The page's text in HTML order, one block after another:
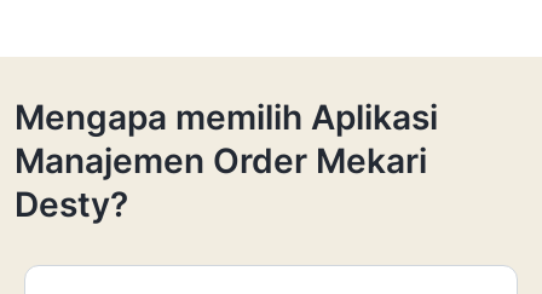
Mengapa memilih Aplikasi
Manajemen Order Mekari
Desty?